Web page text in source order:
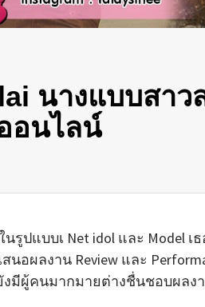
นางแบบสาว
อนไลน์
รูปแบบเ Net idol และ Model เ
นอผลงาน Review และ
มีผู้คนมากมายต่างชื่นชอบผลง